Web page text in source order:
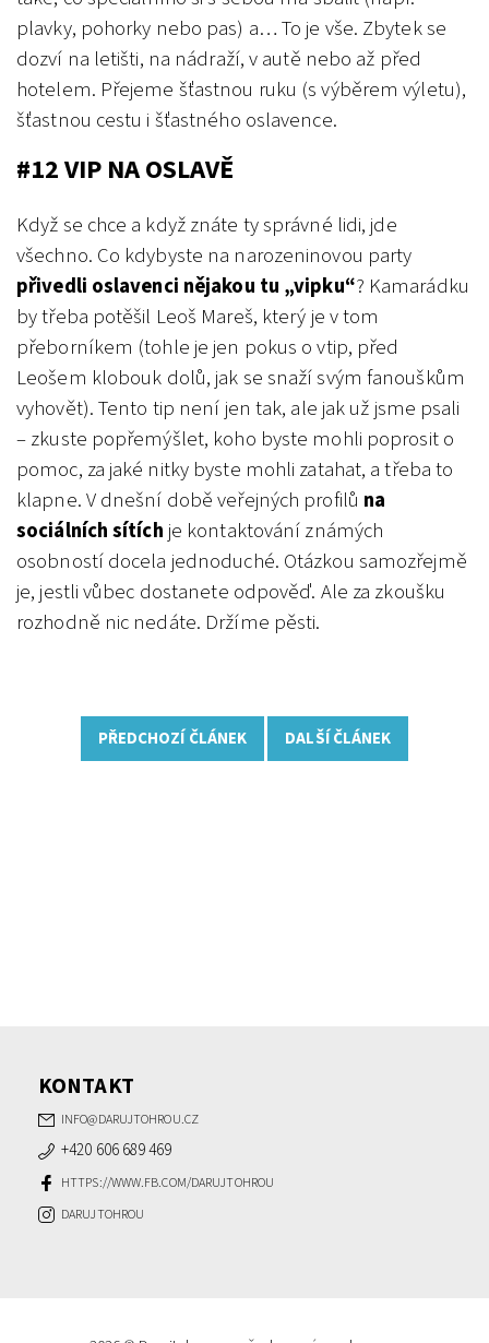
plavky, pohorky nebo pas) a… To je vše. Zbytek se
dozví na letišti, na nádraží, v autě nebo až před
hotelem. Přejeme šťastnou ruku (s výběrem výletu),
šťastnou cestu i šťastného oslavence.
#12VIP NA OSLAVĚ
Když se chce a když znáte ty správné lidi, jde
všechno. Co kdybyste na narozeninovou party
přivedli oslavenci nějakou tu „vipku“? Kamarádku
by třeba potěšil Leoš Mareš, který je v tom
přeborníkem (tohle je jen pokus o vtip, před
Leošem klobouk dolů, jak se snaží svým fanouškům
vyhovět). Tento tip není jen tak, ale jak už jsme psali
– zkuste popřemýšlet, koho byste mohli poprosit o
pomoc, za jaké nitky byste mohli zatahat, a třeba to
klapne. V dnešní době veřejných profilů na
sociálních sítích je kontaktování známých
osobností docela jednoduché. Otázkou samozřejmě
je, jestli vůbec dostanete odpověď. Ale za zkoušku
rozhodně nic nedáte. Držíme pěsti.
PŘEDCHOZÍ ČLÁNEK DALŠÍ ČLÁNEK
KONTAKT
INFO@DARUJTOHROU.CZ
+420 606 689 469
HTTPS://WWW.FB.COM/DARUJTOHROU
DARUJTOHROU